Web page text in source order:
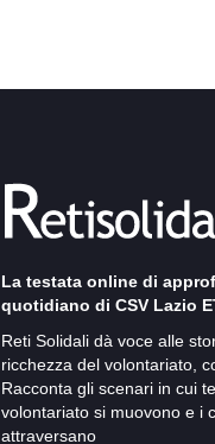
La testata online di
quotidiano di CSV Lazio
Reti Solidali dà voce alle
ricchezza del volontariato,
Racconta gli scenari in cui
volontariato si muovono e i
attraversano